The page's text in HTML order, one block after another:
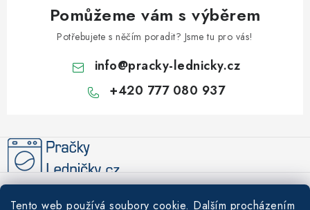
Tento web používá soubory cookie. Dalším procházením
Pomůžeme vám s výběrem
Potřebujete s něčím poradit? Jsme tu pro vás!
info@pracky-lednicky.cz
+420 777 080 937
á
a